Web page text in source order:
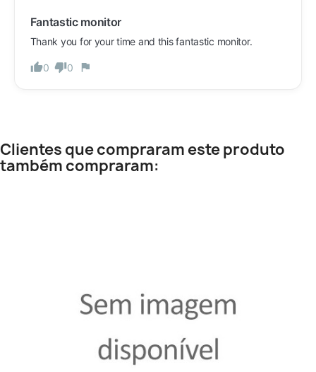
Fantastic monitor
Thank you for your time and this fantastic monitor.
0 0
Clientes que compraram este produto
também compraram: